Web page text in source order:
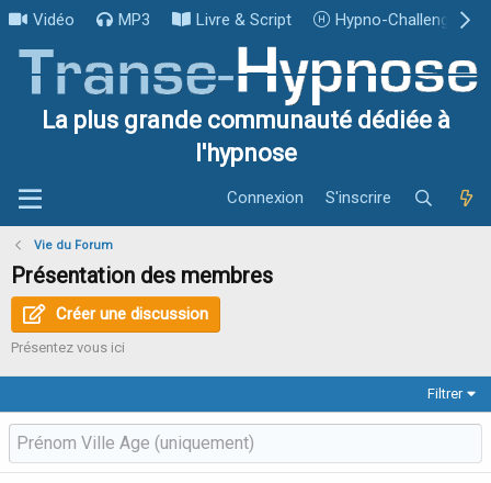
Vidéo MP3 Livre & Script Hypno-Challenge
La plus grande communauté dédiée à
l'hypnose
Connexion S'inscrire
Vie du Forum
Présentation des membres
Créer une discussion
Présentez vous ici
Filtrer